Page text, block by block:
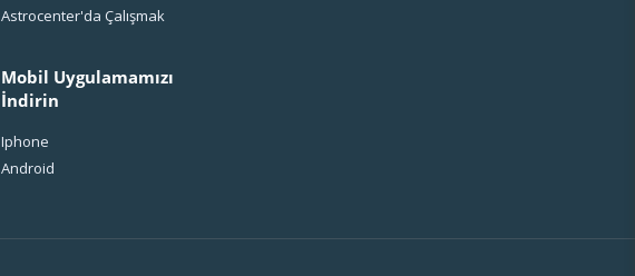
Astrocenter'da Çalışmak
Mobil Uygulamamızı
İndirin
Iphone
Android